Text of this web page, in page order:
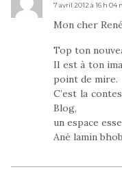
7 avril 2012 à 16 h 04
Mon cher
Top ton
Il est à ton
point de mire.
C’est la
Blog,
un espace
Ané lamin